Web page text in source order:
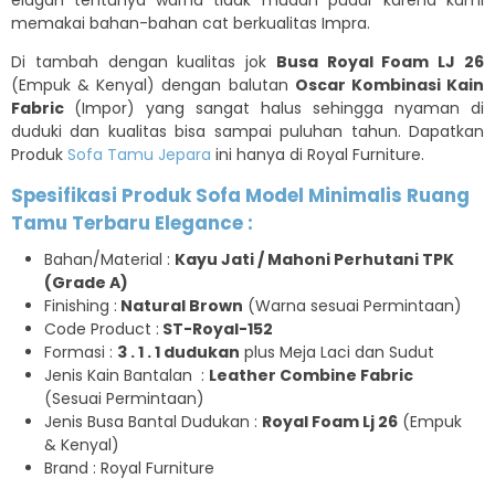
memakai bahan-bahan cat berkualitas Impra.
Di tambah dengan kualitas jok Busa Royal Foam LJ 26
(Empuk & Kenyal) dengan balutan Oscar Kombinasi Kain
Fabric (Impor) yang sangat halus sehingga nyaman di
duduki dan kualitas bisa sampai puluhan tahun. Dapatkan
Produk Sofa Tamu Jepara ini hanya di Royal Furniture.
Spesifikasi Produk Sofa Model Minimalis Ruang
Tamu Terbaru Elegance :
Bahan/Material : Kayu Jati / Mahoni Perhutani TPK
(Grade A)
Finishing : Natural Brown (Warna sesuai Permintaan)
Code Product : ST-Royal-152
Formasi : 3 . 1 . 1 dudukan plus Meja Laci dan Sudut
Jenis Kain Bantalan : Leather Combine Fabric
(Sesuai Permintaan)
Jenis Busa Bantal Dudukan : Royal Foam Lj 26 (Empuk
& Kenyal)
Brand : Royal Furniture